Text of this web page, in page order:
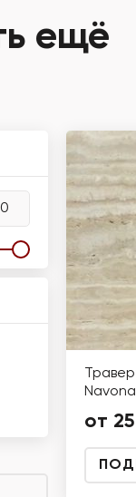
ещё
Navona
от